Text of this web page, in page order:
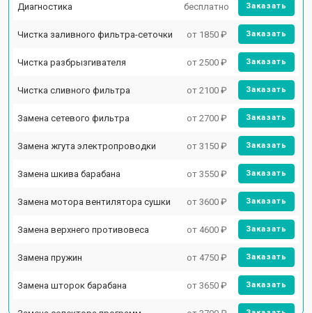
Диагностика бесплатно Заказать
Чистка заливного фильтра-сеточки от 1850 ₽ Заказать
Чистка разбрызгивателя от 2500 ₽ Заказать
Чистка сливного фильтра от 2100 ₽ Заказать
Замена сетевого фильтра от 2700 ₽ Заказать
Замена жгута электропроводки от 3150 ₽ Заказать
Замена шкива барабана от 3550 ₽ Заказать
Замена мотора вентилятора сушки от 3600 ₽ Заказать
Замена верхнего противовеса от 4600 ₽ Заказать
Замена пружин от 4750 ₽ Заказать
Замена шторок барабана от 3650 ₽ Заказать